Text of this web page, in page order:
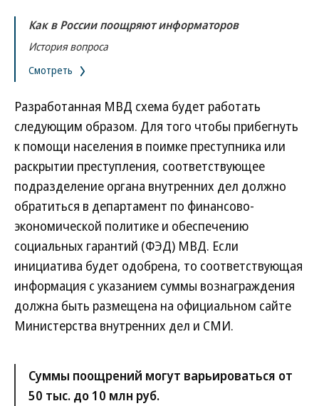
Как в России поощряют информаторов
История вопроса
Смотреть
Разработанная МВД схема будет работать
следующим образом. Для того чтобы прибегнуть
к помощи населения в поимке преступника или
раскрытии преступления, соответствующее
подразделение органа внутренних дел должно
обратиться в департамент по финансово-
экономической политике и обеспечению
социальных гарантий (ФЭД) МВД. Если
инициатива будет одобрена, то соответствующая
информация с указанием суммы вознаграждения
должна быть размещена на официальном сайте
Министерства внутренних дел и СМИ.
Суммы поощрений могут варьироваться от
50 тыс. до 10 млн руб.